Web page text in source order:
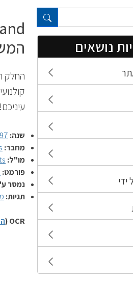
נושאים
החלק
עיניכם!
שנה:
מחבר:
מו"ל:
פורמט:
נמסר
תגיות:
OCR (